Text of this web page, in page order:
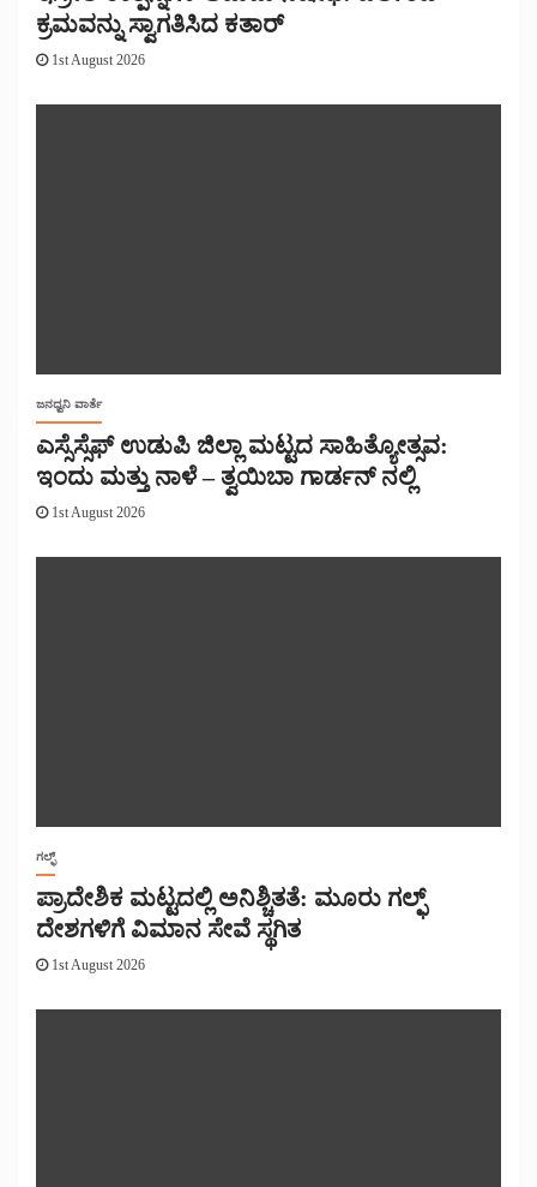
ಕ್ರಮವನ್ನು ಸ್ವಾಗತಿಸಿದ ಕತಾರ್
1st August 2026
ಜನಧ್ವನಿ ವಾರ್ತೆ
ಎಸ್ಸೆಸ್ಸೆಫ್ ಉಡುಪಿ ಜಿಲ್ಲಾ ಮಟ್ಟದ ಸಾಹಿತ್ಯೋತ್ಸವ:
ಇಂದು ಮತ್ತು ನಾಳೆ – ತ್ವಯಿಬಾ ಗಾರ್ಡನ್ ನಲ್ಲಿ
1st August 2026
ಗಲ್ಫ್
ಪ್ರಾದೇಶಿಕ ಮಟ್ಟದಲ್ಲಿ ಅನಿಶ್ಚಿತತೆ: ಮೂರು ಗಲ್ಫ್
ದೇಶಗಳಿಗೆ ವಿಮಾನ ಸೇವೆ ಸ್ಥಗಿತ
1st August 2026